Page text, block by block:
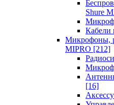
Shure
Кабели
Микрофоны,
MIPRO [212]
[16]